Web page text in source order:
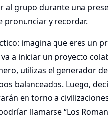
al grupo durante una
pronunciar y recordar.
imagina que eres un
a iniciar un proyecto
utilizas el generador
balanceados. Luego,
en torno a
llamarse “Los